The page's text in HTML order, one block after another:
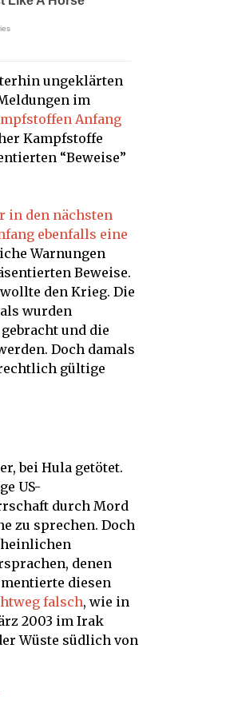
ungeklärten
im
Anfang
Kampfstoffe
“Beweise”
in den nächsten
ebenfalls eine
Warnungen
Beweise.
den Krieg. Die
wurden
und die
Doch damals
gültige
bei Hula getötet.
US-
durch Mord
zu sprechen. Doch
denen
diesen
falsch, wie in
2003 im Irak
Wüste südlich von